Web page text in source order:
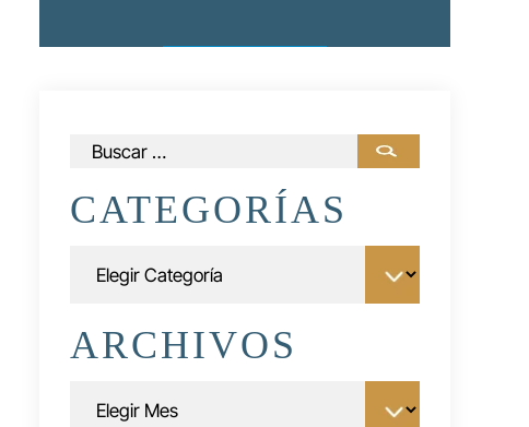
Buscar:
CATEGORÍAS
ARCHIVOS